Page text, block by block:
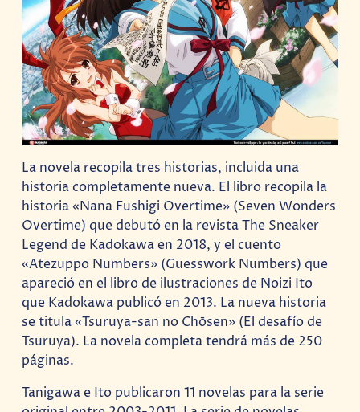
La novela recopila tres historias, incluida una
historia completamente nueva. El libro recopila la
historia «Nana Fushigi Overtime» (Seven Wonders
Overtime) que debutó en la revista The Sneaker
Legend de Kadokawa en 2018, y el cuento
«Atezuppo Numbers» (Guesswork Numbers) que
apareció en el libro de ilustraciones de Noizi Ito
que Kadokawa publicó en 2013. La nueva historia
se titula «Tsuruya-san no Chōsen» (El desafío de
Tsuruya). La novela completa tendrá más de 250
páginas.
Tanigawa e Ito publicaron 11 novelas para la serie